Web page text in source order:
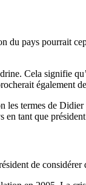
du pays pourrait
Cela signifie
également
termes de
en tant que
de